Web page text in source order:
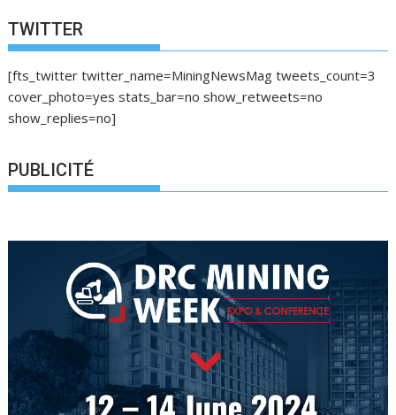
i
g
a
t
i
n
d
s
c
l
e
TWITTER
[fts_twitter twitter_name=MiningNewsMag tweets_count=3
cover_photo=yes stats_bar=no show_retweets=no
show_replies=no]
PUBLICITÉ